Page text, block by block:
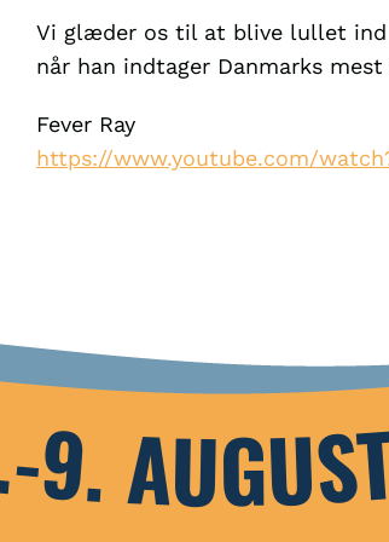
Vi glæder os til at blive lullet ind
når han indtager Danmarks
Fever Ray
https://www.youtube.com/